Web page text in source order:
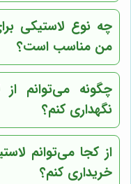
چه نوع لاستیکی
من مناسب است؟
چگونه می‌توانم
نگهداری کنم؟
از کجا می‌توانم
خریداری کنم؟